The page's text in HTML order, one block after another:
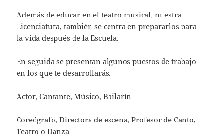
Además de educar en el teatro musical, nuestra
Licenciatura, también se centra en prepararlos para
la vida después de la Escuela.
En seguida se presentan algunos puestos de trabajo
en los que te desarrollarás.
Actor, Cantante, Músico, Bailarín
Coreógrafo, Directora de escena, Profesor de Canto,
Teatro o Danza